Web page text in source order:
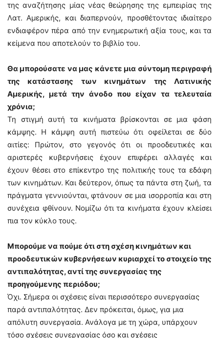
της αναζήτησης μίας νέας θεώρησης της εμπειρίας της
Λατ. Αμερικής, και διαπερνούν, προσθέτοντας ιδιαίτερο
ενδιαφέρον πέρα από την ενημερωτική αξία τους, και τα
κείμενα που αποτελούν το βιβλίο του.
Θα μπορούσατε να μας κάνετε μια σύντομη περιγραφή
της κατάστασης των κινημάτων της Λατινικής
Αμερικής, μετά την άνοδο που είχαν τα τελευταία
χρόνια;
Τη στιγμή αυτή τα κινήματα βρίσκονται σε μια φάση
κάμψης. Η κάμψη αυτή πιστεύω ότι οφείλεται σε δύο
αιτίες: Πρώτον, στο γεγονός ότι οι προοδευτικές και
αριστερές κυβερνήσεις έχουν επιφέρει αλλαγές και
έχουν θέσει στο επίκεντρο της πολιτικής τους τα εδάφη
των κινημάτων. Και δεύτερον, όπως τα πάντα στη ζωή, τα
πράγματα γεννιούνται, φτάνουν σε μια ισορροπία και στη
συνέχεια φθίνουν. Νομίζω ότι τα κινήματα έχουν κλείσει
πια τον κύκλο τους.
Μπορούμε να πούμε ότι στη σχέση κινημάτων και
προοδευτικών κυβερνήσεων κυριαρχεί το στοιχείο της
αντιπαλότητας, αντί της συνεργασίας της
προηγούμενης περιόδου;
Όχι. Σήμερα οι σχέσεις είναι περισσότερο συνεργασίας
παρά αντιπαλότητας. Δεν πρόκειται, όμως, για μια
απόλυτη συνεργασία. Ανάλογα με τη χώρα, υπάρχουν
τόσο σχέσεις συνεργασίας όσο και σχέσεις